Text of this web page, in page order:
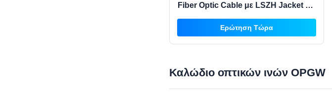
Fiber Optic Cable με LSZH Jacket και
1 έως 4 πυρήνες
Ερώτηση Τώρα
Καλώδιο οπτικών ινών OPGW